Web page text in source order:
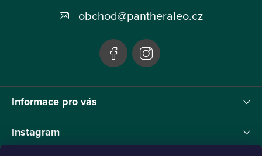
Informace pro vás
Instagram
obchod@pantheraleo.cz